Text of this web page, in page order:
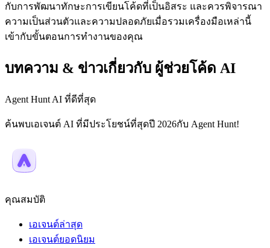
กับการพัฒนาทักษะการเขียนโค้ดที่เป็นอิสระ และควรพิจารณา
ความเป็นส่วนตัวและความปลอดภัยเมื่อรวมเครื่องมือเหล่านี้
เข้ากับขั้นตอนการทำงานของคุณ
บทความ & ข่าวเกี่ยวกับ ผู้ช่วยโค้ด AI
Agent Hunt AI ที่ดีที่สุด
ค้นพบเอเจนต์ AI ที่มีประโยชน์ที่สุดปี 2026กับ Agent Hunt!
คุณสมบัติ
เอเจนต์ล่าสุด
เอเจนต์ยอดนิยม